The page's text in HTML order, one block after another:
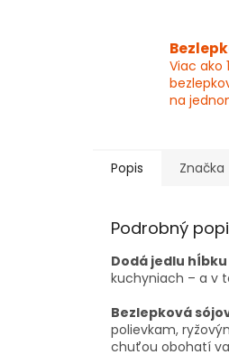
Viac ako
na
Popis Značka
Podrobný
Dodá jedlu
kuchyniach – a v
Bezlepková
polievkam,
chuťou obohatí